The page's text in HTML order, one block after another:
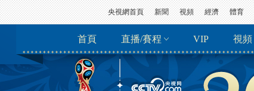
央視網首頁 新聞 視頻 經濟 體育
首頁 直播/賽程 VIP 視頻